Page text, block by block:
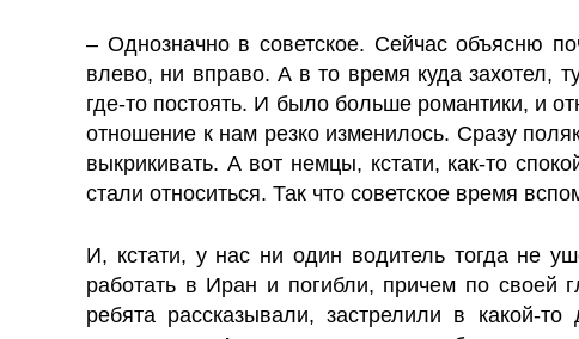
– Однозначно в советское. Сейчас объясню
влево, ни вправо. А в то время куда захотел,
где-то постоять. И было больше романтики, и
отношение к нам резко изменилось. Сразу
выкрикивать. А вот немцы, кстати, как-то
стали относиться. Так что советское время
И, кстати, у нас ни один водитель тогда не
работать в Иран и погибли, причем по своей
ребята рассказывали, застрелили в какой-